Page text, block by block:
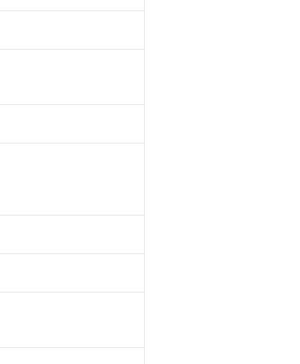
く第三者に漏洩または開示しないようお願いしま
用いただくには、I-Webメンバーズにご登録され
品リストについて、当社および当社の共同利用者
・商談に必要な範囲で利用することをご了承くだ
関して"
とがあります。
。
に遡って非含有を証明するものではありません。
ら、特段のことがない限り、2022年1月12日よ
いし、環境に深刻な影響を及ぼさない年数を意
さい。
法に輸出するおそれがある場合は、取り引きをい
いない機種